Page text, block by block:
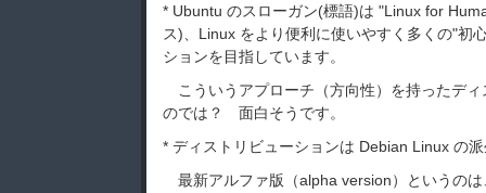
* Ubuntu のスローガン(標語)は "Linux for
ス)、Linux をより便利に使いやすく多くの"初
ションを目指しています。
こういうアプローチ（方向性）を持ったデ
のでは？ 面白そうです。
* ディストリビューションは Debian Linux の
最新アルファ版（alpha version）というの